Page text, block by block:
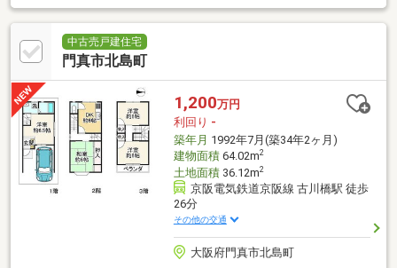
す♪
中古売戸建住宅
門真市北島町
1,200万円
利回り -
築年月 1992年7月(築34年2ヶ月)
建物面積64.02m2
土地面積36.12m2
京阪電気鉄道京阪線 古川橋駅 徒歩
26分
その他の交通
大阪府門真市北島町